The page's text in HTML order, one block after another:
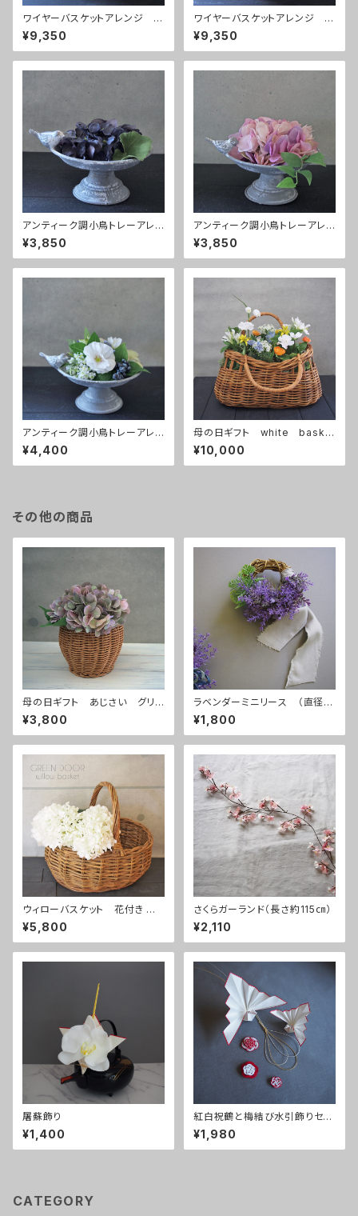
ワイヤーバスケットアレンジ ピ
ーチ
¥9,350
ワイヤーバスケットアレンジ w
hite
¥9,350
アンティーク調小鳥トレーアレン
ジ ドライブルー
¥3,850
アンティーク調小鳥トレーアレン
ジ ピンク
¥3,850
アンティーク調小鳥トレーアレン
ジ 白
¥4,400
母の日ギフト white baske
t
¥10,000
その他の商品
母の日ギフト あじさい グリ
ーンピンク
¥3,800
ラベンダーミニリース （直径約
12㎝）
¥1,800
ウィローバスケット 花付き あ
じさい白
¥5,800
さくらガーランド（長さ約115㎝）
¥2,110
屠蘇飾り
¥1,400
紅白祝鶴と梅結び水引飾りセッ
ト
¥1,980
CATEGORY